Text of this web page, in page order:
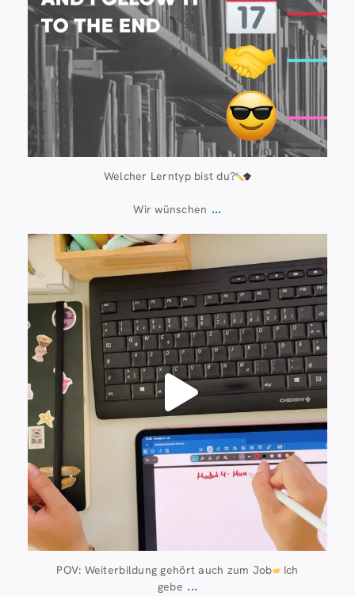
Welcher Lerntyp bist du?
Wir wünschen ...
Juli 13
61
POV: Weiterbildung gehört auch zum Job Ich
gebe ...